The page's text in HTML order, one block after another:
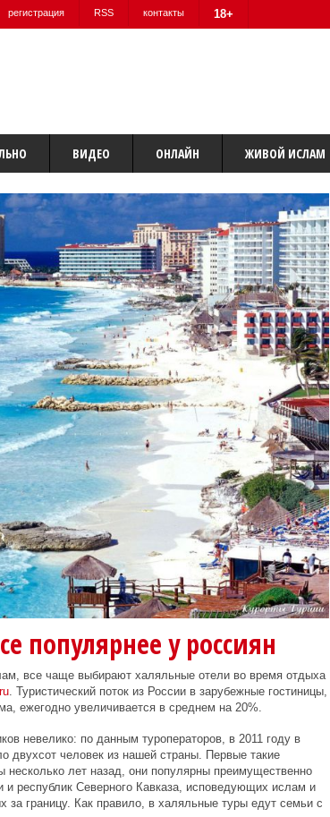
регистрация RSS контакты 18+
ВИДЕО ОНЛАЙН ЖИВОЙ ИСЛАМ
популярнее у россиян
все чаще выбирают халяльные отели во время отдыха
. Туристический поток из России в зарубежные гостиницы,
ежегодно увеличивается в среднем на 20%.
невелико: по данным туроператоров, в 2011 году в
двухсот человек из нашей страны. Первые такие
несколько лет назад, они популярны преимущественно
и республик Северного Кавказа, исповедующих ислам и
границу. Как правило, в халяльные туры едут семьи с